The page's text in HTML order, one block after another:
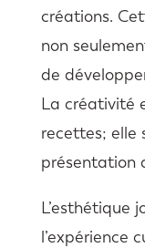
créations.
non
de
La créativité
recettes; elle
présentation
L’esthétique
l’expérience